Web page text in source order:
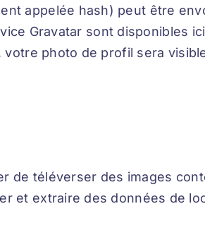
appelée hash) peut être
Gravatar sont disponibles
photo de profil sera
de téléverser des images
et extraire des données de